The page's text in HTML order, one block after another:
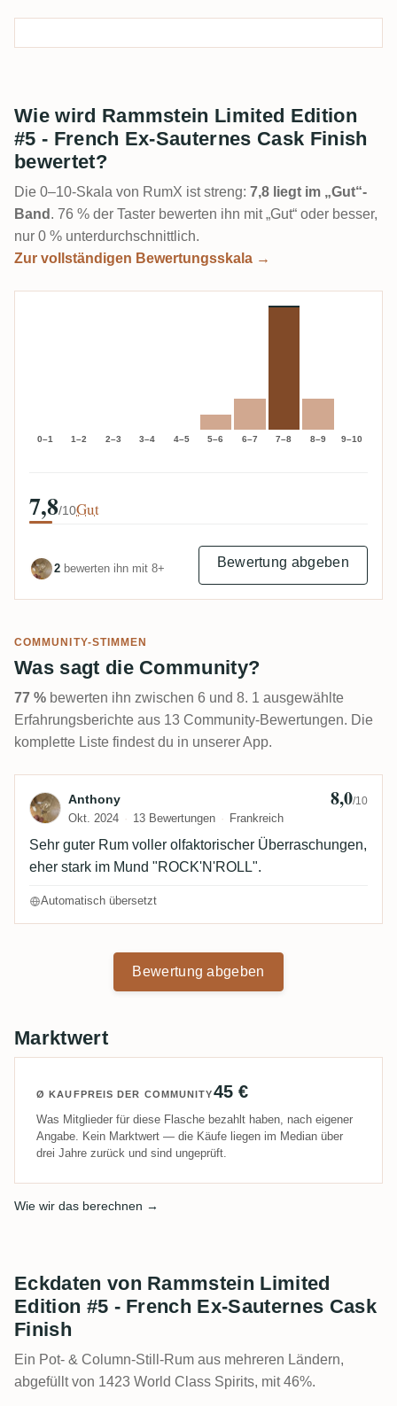
Wie wird Rammstein Limited Edition
#5 - French Ex-Sauternes Cask Finish
bewertet?
Die 0–10-Skala von RumX ist streng: 7,8 liegt im „Gut“-
Band . 76 % der Taster bewerten ihn mit „Gut“ oder besser,
nur 0 % unterdurchschnittlich.
Zur vollständigen Bewertungsskala →
0–1 1–2 2–3 3–4 4–5 5–6 6–7 7–8 8–9 9–10
7,8/10Gut
2 bewerten ihn mit 8+ Bewertung abgeben
COMMUNITY-STIMMEN
Was sagt die Community?
77 % bewerten ihn zwischen 6 und 8. 1 ausgewählte
Erfahrungsberichte aus 13 Community-Bewertungen. Die
komplette Liste findest du in unserer App.
Bewertung von Anthony
Anthony
Okt. 2024 13 Bewertungen Frankreich
8,0/10
Sehr guter Rum voller olfaktorischer Überraschungen,
eher stark im Mund "ROCK'N'ROLL".
Automatisch übersetzt
Bewertung abgeben
Marktwert
Ø KAUFPREIS DER COMMUNITY45 €
Was Mitglieder für diese Flasche bezahlt haben, nach eigener
Angabe. Kein Marktwert — die Käufe liegen im Median über
drei Jahre zurück und sind ungeprüft.
Wie wir das berechnen →
Eckdaten von Rammstein Limited
Edition #5 - French Ex-Sauternes Cask
Finish
Ein Pot- & Column-Still-Rum aus mehreren Ländern,
abgefüllt von 1423 World Class Spirits, mit 46%.